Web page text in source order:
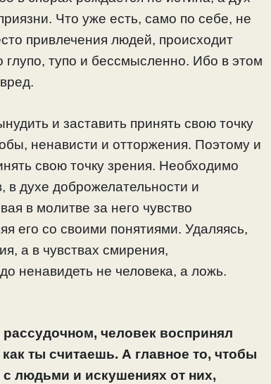
Что уже есть, само по себе, не
привлечения людей, происходит
глупо, тупо и бессмысленно. Ибо в этом
и заставить принять свою точку
ненависти и отторжения. Поэтому и
свою точку зрения. Необходимо
в духе доброжелательности и
в молитве за него чувство
его со своими понятиями. Удаляясь,
а в чувствах смирения,
ненавидеть не человека, а ложь.
человек воспринял
ты считаешь. А главное то, чтобы
людьми и искушениях от них,